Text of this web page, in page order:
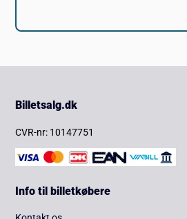
Billetsalg.dk
CVR-nr: 10147751
Info til billetkøbere